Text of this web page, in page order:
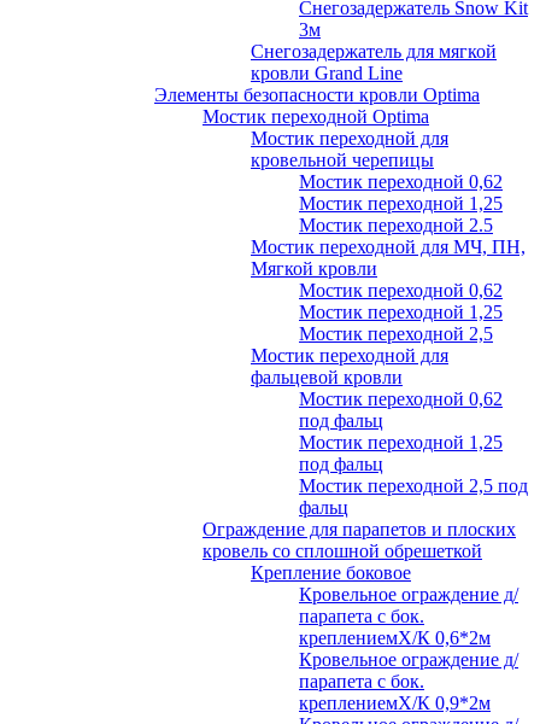
Снегозадержатель Snow Kit
3м
Снегозадержатель для мягкой
кровли Grand Line
Элементы безопасности кровли Optima
Мостик переходной Optima
Мостик переходной для
кровельной черепицы
Мостик переходной 0,62
Мостик переходной 1,25
Мостик переходной 2.5
Мостик переходной для МЧ, ПН,
Мягкой кровли
Мостик переходной 0,62
Мостик переходной 1,25
Мостик переходной 2,5
Мостик переходной для
фальцевой кровли
Мостик переходной 0,62
под фальц
Мостик переходной 1,25
под фальц
Мостик переходной 2,5 под
фальц
Ограждение для парапетов и плоских
кровель со сплошной обрешеткой
Крепление боковое
Кровельное ограждение д/
парапета с бок.
креплениемХ/К 0,6*2м
Кровельное ограждение д/
парапета с бок.
креплениемХ/К 0,9*2м